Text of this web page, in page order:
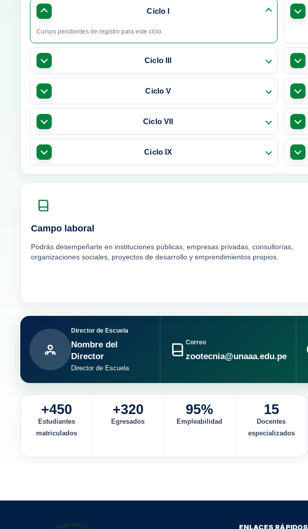
Ciclo I
Cursos pendientes de registro para este ciclo.
Ciclo III
Ciclo V
Ciclo VII
Ciclo IX
Campo laboral
Podrás desempeñarte en instituciones públicas, empresas privadas, consultorías,
organizaciones sociales, proyectos de desarrollo y emprendimientos propios.
Director de Escuela
Nombre del
Director
Director de Escuela
Correo
zootecnia@unaaa.edu.pe
+450
Estudiantes
matriculados
+320
Egresados
95%
Empleabilidad
15
Docentes
especializados
ENLACES RÁPIDOS